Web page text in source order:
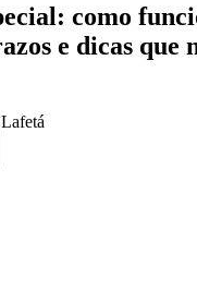
como
e dicas que